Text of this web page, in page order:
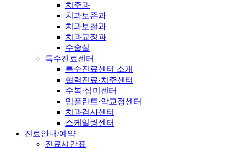
치주과
치과보존과
치과보철과
치과교정과
수술실
특수진료센터
특수진료센터 소개
협력진료·치주센터
수복·심미센터
임플란트·악교정센터
치과검사센터
스케일링센터
진료안내/예약
진료시간표